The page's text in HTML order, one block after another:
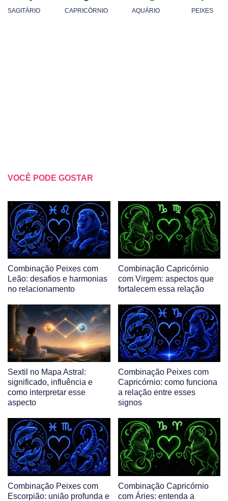
SAGITÁRIO CAPRICÓRNIO AQUÁRIO PEIXES
VOCÊ PODE GOSTAR
Combinação Peixes com
Leão: desafios e harmonias
no relacionamento
Combinação Capricórnio
com Virgem: aspectos que
fortalecem essa relação
Sextil no Mapa Astral:
significado, influência e
como interpretar esse
aspecto
Combinação Peixes com
Capricórnio: como funciona
a relação entre esses
signos
Combinação Peixes com
Escorpião: união profunda e
Combinação Capricórnio
com Áries: entenda a